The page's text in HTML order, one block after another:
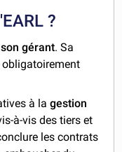
?
son gérant. Sa
obligatoirement
à la gestion
à-vis des tiers et
les contrats